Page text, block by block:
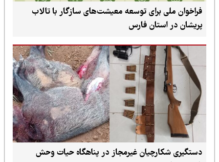
فراخوان ملی برای توسعه معیشت‌های سازگار با تالاب
پریشان در استان فارس
دستگیری شکارچیان غیرمجاز در پناهگاه حیات وحش